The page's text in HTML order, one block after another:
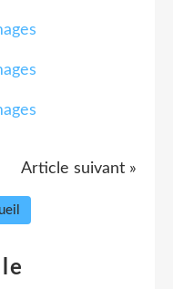
Article suivant »